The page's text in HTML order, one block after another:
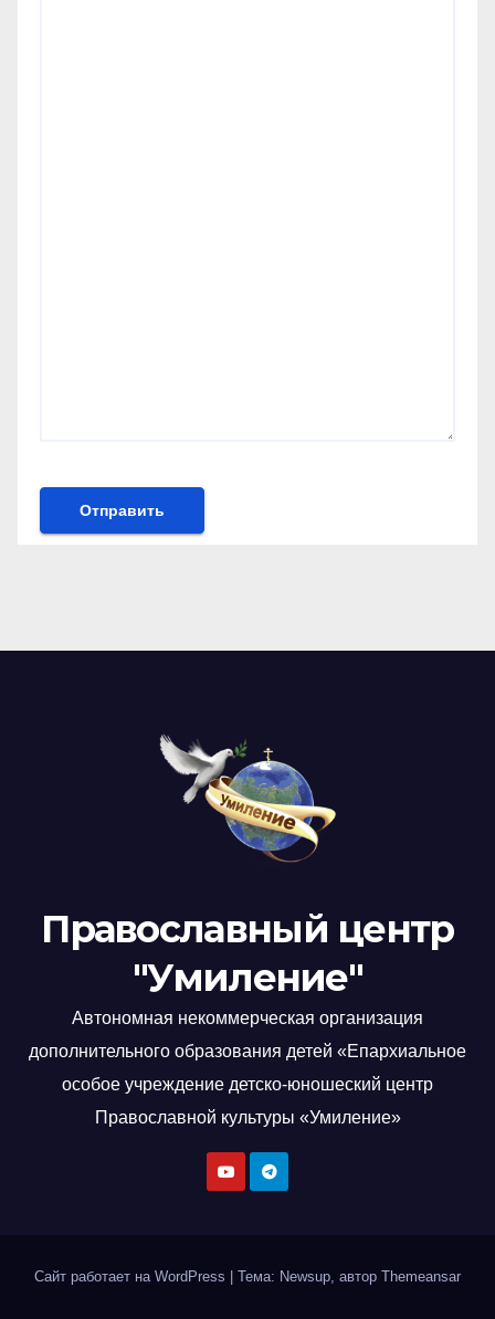
Православный центр
"Умиление"
Автономная некоммерческая организация
дополнительного образования детей «Епархиальное
особое учреждение детско-юношеский центр
Православной культуры «Умиление»
Сайт работает на WordPress | Тема: Newsup, автор Themeansar